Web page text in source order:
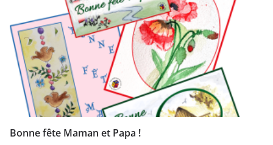
Bonne fête Maman et Papa !